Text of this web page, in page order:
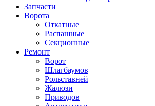
Запчасти
Ворота
Откатные
Распашные
Секционные
Ремонт
Ворот
Шлагбаумов
Рольставней
Жалюзи
Приводов